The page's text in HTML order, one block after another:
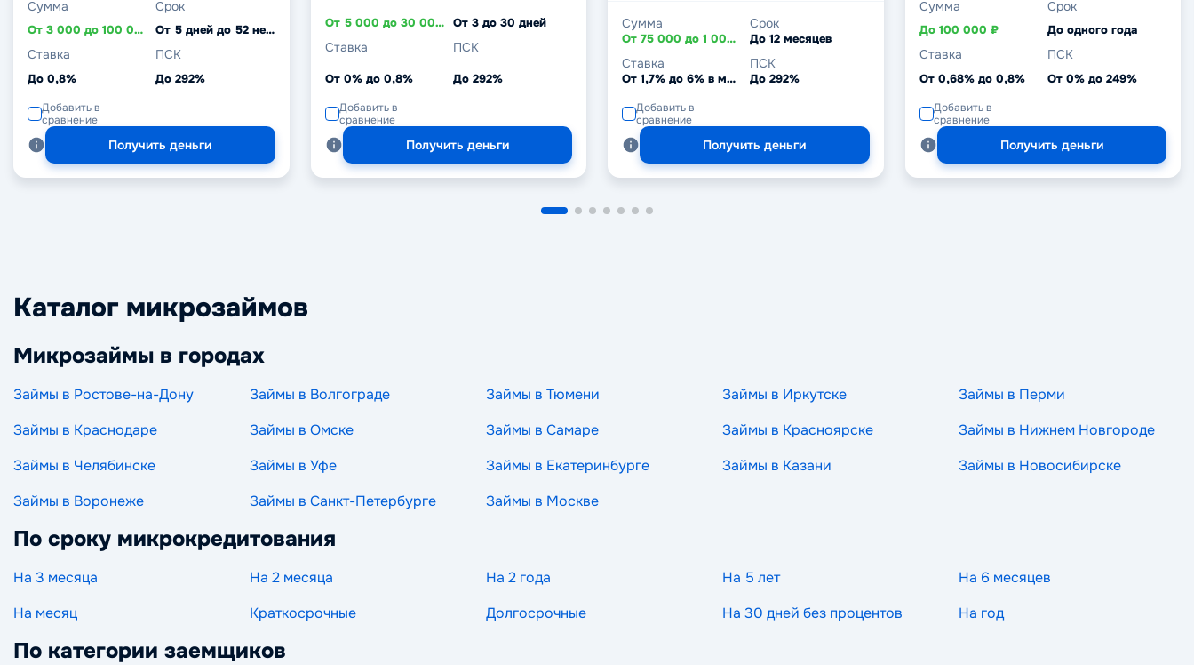
Сумма
От 3 000 до 100 000 ₽
Срок
От 5 дней до 52 недель
Ставка
До 0,8%
ПСК
До 292%
Добавить в
сравнение
Получить деньги
От 5 000 до 30 000 ₽ От 3 до 30 дней
Ставка
От 0% до 0,8%
ПСК
До 292%
Добавить в
сравнение
Получить деньги
Сумма
От 75 000 до 1 000 000 ₽
Срок
До 12 месяцев
Ставка
От 1,7% до 6% в месяц
ПСК
До 292%
Добавить в
сравнение
Получить деньги
Сумма
До 100 000 ₽
Срок
До одного года
Ставка
От 0,68% до 0,8%
ПСК
От 0% до 249%
Добавить в
сравнение
Получить деньги
Каталог микрозаймов
Микрозаймы в городах
Займы в Ростове-на-Дону Займы в Волгограде Займы в Тюмени Займы в Иркутске
Займы в Перми
Займы в Краснодаре
Займы в Омске Займы в Самаре Займы в Красноярске
Займы в Нижнем Новгороде
Займы в Челябинске
Займы в Уфе Займы в Екатеринбурге Займы в Казани
Займы в Новосибирске
Займы в Воронеже
Займы в Санкт-Петербурге Займы в Москве
По сроку микрокредитования
На 3 месяца На 2 месяца На 2 года На 5 лет
На 6 месяцев
На месяц
Краткосрочные Долгосрочные На 30 дней без процентов На год
По категории заемщиков